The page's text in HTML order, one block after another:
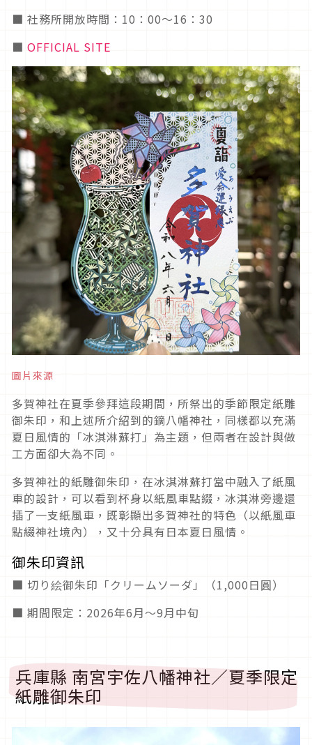
■ 社務所開放時間：10：00〜16：30
■ OFFICIAL SITE
圖片來源
多賀神社在夏季參拜這段期間，所祭出的季節限定紙雕
御朱印，和上述所介紹到的鏑八幡神社，同樣都以充滿
夏日風情的「冰淇淋蘇打」為主題，但兩者在設計與做
工方面卻大為不同。
多賀神社的紙雕御朱印，在冰淇淋蘇打當中融入了紙風
車的設計，可以看到杯身以紙風車點綴，冰淇淋旁邊還
插了一支紙風車，既彰顯出多賀神社的特色（以紙風車
點綴神社境內），又十分具有日本夏日風情。
御朱印資訊
■ 切り絵御朱印「クリームソーダ」（1,000日圓）
■ 期間限定：2026年6月～9月中旬
兵庫縣 南宮宇佐八幡神社／夏季限定
紙雕御朱印